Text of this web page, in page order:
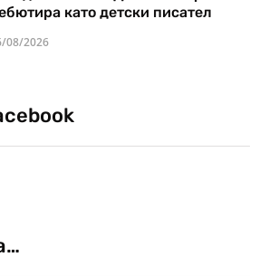
като детски писател
08/2026